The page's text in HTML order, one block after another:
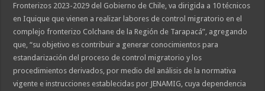
Fronterizos 2023-2029 del Gobierno de Chile, va dirigida a 10 técnicos
en Iquique que vienen a realizar labores de control migratorio en el
complejo fronterizo Colchane de la Región de Tarapacá”, agregando
que, “su objetivo es contribuir a generar conocimientos para
estandarización del proceso de control migratorio y los
procedimientos derivados, por medio del análisis de la normativa
vigente e instrucciones establecidas por JENAMIG, cuya dependencia